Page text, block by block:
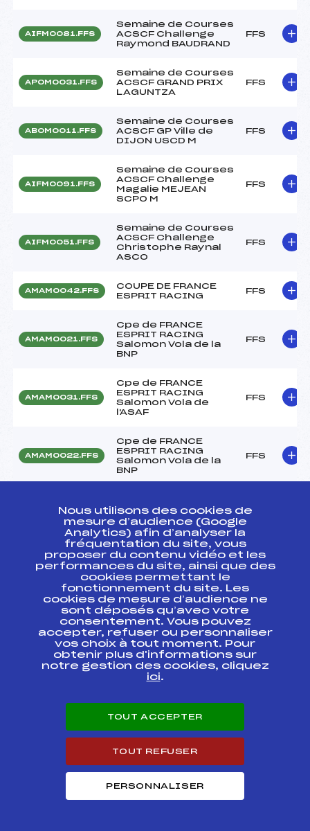
AIFM0081.FFS
Semaine de Courses
ACSCF Challenge
Raymond BAUDRAND
FFS
APOM0031.FFS
Semaine de Courses
ACSCF GRAND PRIX
LAGUNTZA
FFS
ABOM0011.FFS
Semaine de Courses
ACSCF GP Ville de
DIJON USCD M
FFS
AIFM0091.FFS
Semaine de Courses
ACSCF Challenge
Magalie MEJEAN
SCPO M
FFS
AIFM0051.FFS
Semaine de Courses
ACSCF Challenge
Christophe Raynal
ASCO
FFS
AMAM0042.FFS
COUPE DE FRANCE
ESPRIT RACING
FFS
AMAM0021.FFS
Cpe de FRANCE
ESPRIT RACING
Salomon Vola de la
BNP
FFS
AMAM0031.FFS
Cpe de FRANCE
ESPRIT RACING
Salomon Vola de
l'ASAF
FFS
AMAM0022.FFS
Cpe de FRANCE
ESPRIT RACING
Salomon Vola de la
BNP
FFS
Course
ASAT1172.FFS
Courses ACSCF Y
de Montmelian
AIFM0091.FFS
Semaine de
Courses ACSCF
Coupes Jean
Pierre TREFEIL
FFS
Semaine de
Semaine de
Courses ACSCF
Grand Prix Lagunza
AIFM0071.FFS
Semaine de
FFS
Nous utilisons des cookies de
mesure d’audience (Google
Analytics) afin d’analyser la
fréquentation du site, vous
proposer du contenu vidéo et les
performances du site, ainsi que des
cookies permettant le
fonctionnement du site. Les
cookies de mesure d’audience ne
sont déposés qu’avec votre
consentement. Vous pouvez
accepter, refuser ou personnaliser
vos choix à tout moment. Pour
obtenir plus d'informations sur
notre gestion des cookies, cliquez
ici.
TOUT ACCEPTER
TOUT REFUSER
PERSONNALISER